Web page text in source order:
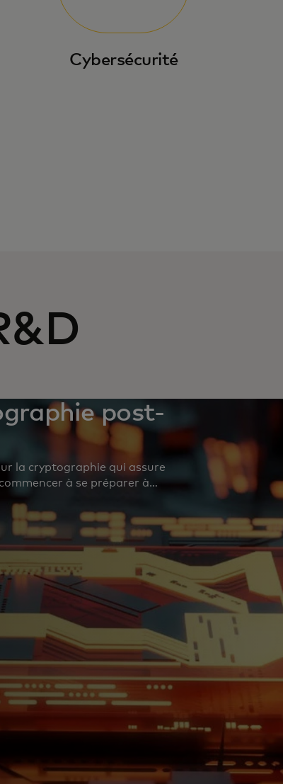
Cybersécurité
post-
la cryptographie qui assure
à se préparer à